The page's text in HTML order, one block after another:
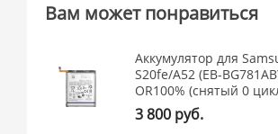
Вам может понравиться
Аккумулятор для
S20fe/A52 (EB-
OR100% (снятый 0
3 800 руб.